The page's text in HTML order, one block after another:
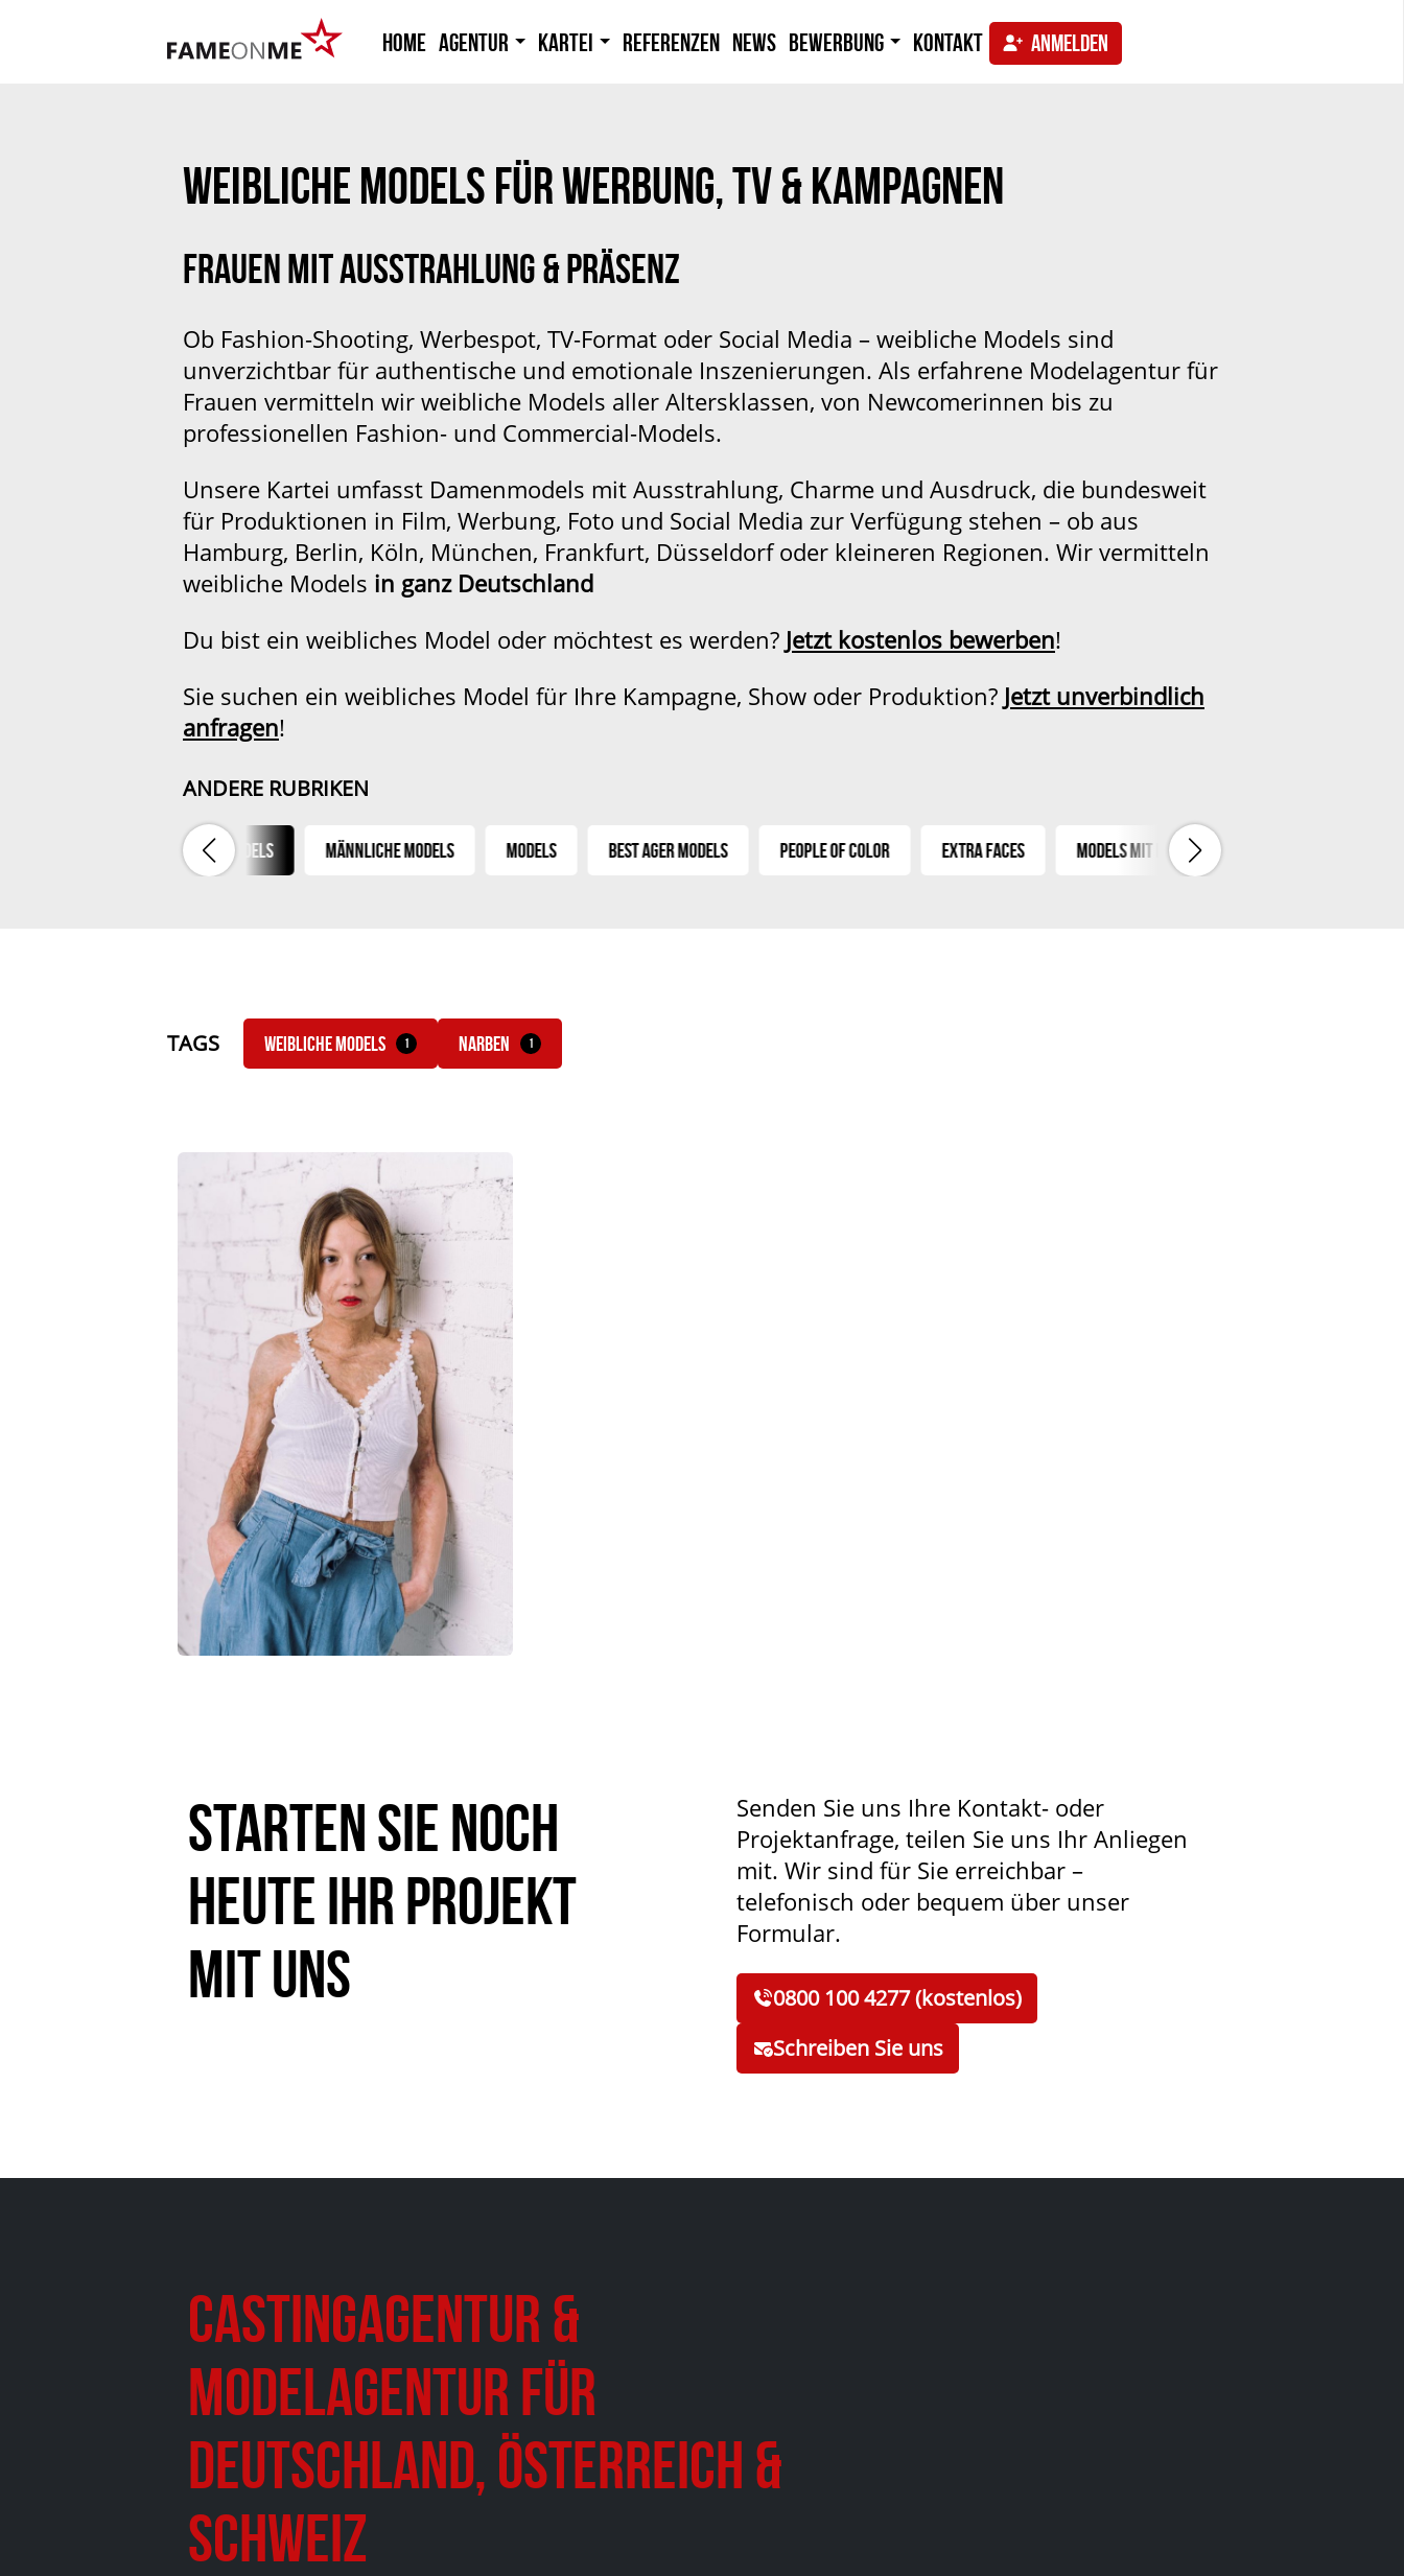
HOME Agentur Kartei Referenzen News Bewerbung Kontakt ANMELDEN
WEIBLICHE MODELS FÜR WERBUNG, TV & KAMPAGNEN
FRAUEN MIT AUSSTRAHLUNG & PRÄSENZ
Ob Fashion-Shooting, Werbespot, TV-Format oder Social Media – weibliche Models sind
unverzichtbar für authentische und emotionale Inszenierungen. Als erfahrene Modelagentur für
Frauen vermitteln wir weibliche Models aller Altersklassen, von Newcomerinnen bis zu
professionellen Fashion- und Commercial-Models.
Unsere Kartei umfasst Damenmodels mit Ausstrahlung, Charme und Ausdruck, die bundesweit
für Produktionen in Film, Werbung, Foto und Social Media zur Verfügung stehen – ob aus
Hamburg, Berlin, Köln, München, Frankfurt, Düsseldorf oder kleineren Regionen. Wir vermitteln
weibliche Models in ganz Deutschland
Du bist ein weibliches Model oder möchtest es werden? Jetzt kostenlos bewerben!
Sie suchen ein weibliches Model für Ihre Kampagne, Show oder Produktion? Jetzt unverbindlich
anfragen!
ANDERE RUBRIKEN
Weibliche Models Männliche Models Models Best Ager Models People of Color Extra Faces Models mit Handicap
TAGS Weibliche Models 1 Narben 1
Starten Sie noch
heute Ihr Projekt
mit uns
Senden Sie uns Ihre Kontakt- oder
Projektanfrage, teilen Sie uns Ihr Anliegen
mit. Wir sind für Sie erreichbar –
telefonisch oder bequem über unser
Formular.
0800 100 4277 (kostenlos)
Schreiben Sie uns
Castingagentur &
Modelagentur für
Deutschland, Österreich &
Schweiz